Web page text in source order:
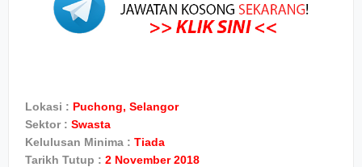
Lokasi : Puchong, Selangor
Sektor : Swasta
Kelulusan Minima : Tiada
Tarikh Tutup : 2 November 2018